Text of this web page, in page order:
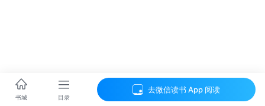
书城 目录
去微信读书 App 阅读